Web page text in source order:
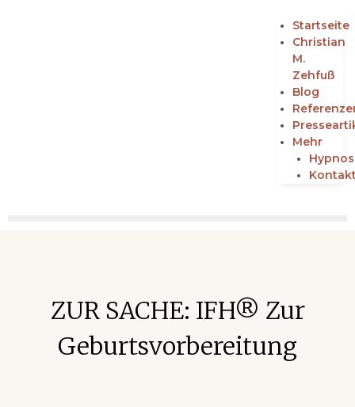
Startseite
Christian
M.
Zehfuß
Blog
Mehr
ZUR SACHE: IFH® Zur
Geburtsvorbereitung